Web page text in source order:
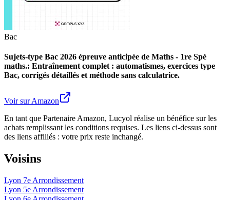
Bac
Sujets-type Bac 2026 épreuve anticipée de Maths - 1re Spé
maths.: Entraînement complet : automatismes, exercices type
Bac, corrigés détaillés et méthode sans calculatrice.
Voir sur Amazon
En tant que Partenaire Amazon, Lucyol réalise un bénéfice sur les
achats remplissant les conditions requises. Les liens ci-dessus sont
des liens affiliés : votre prix reste inchangé.
Voisins
Lyon 7e Arrondissement
Lyon 5e Arrondissement